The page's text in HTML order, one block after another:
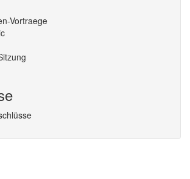
Vortraege